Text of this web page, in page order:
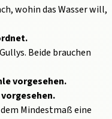
wohin das Wasser will,
Beide brauchen
vorgesehen.
Mindestmaß eine